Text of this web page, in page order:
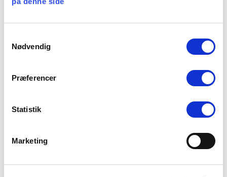
Nødvendig
Præferencer
Statistik
Marketing
Emeriti, der er i præsteansættelse, kan få
og ansættelsesforhold. Fra 1. april 2023 skal
kontingent, som erhvervsaktive.
studentermedlemmer ændret. Det første års
andre akademiske organisationer.